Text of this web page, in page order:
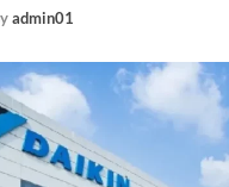
admin01